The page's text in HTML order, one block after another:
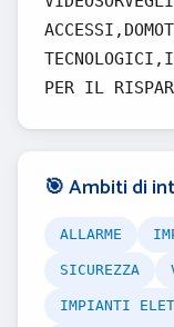
PER IL
🎯 Ambiti di
ALLARME
SICUREZZA
IMPIANTI